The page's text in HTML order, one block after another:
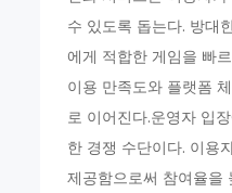
수 있도록 돕는다. 방대
에게 적합한 게임을 빠
이용 만족도와 플랫폼
로 이어진다.운영자 입
한 경쟁 수단이다. 이용
제공함으로써 참여율을